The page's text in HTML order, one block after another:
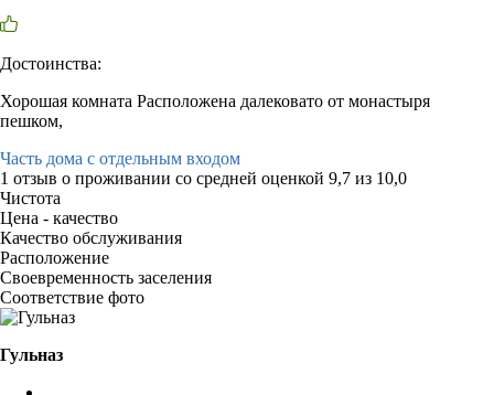
Достоинства:
Хорошая комната Расположена далековато от монастыря
пешком,
Часть дома с отдельным входом
1 отзыв о проживании со средней оценкой 9,7 из 10,0
Чистота
Цена - качество
Качество обслуживания
Расположение
Своевременность заселения
Соответствие фото
Гульназ